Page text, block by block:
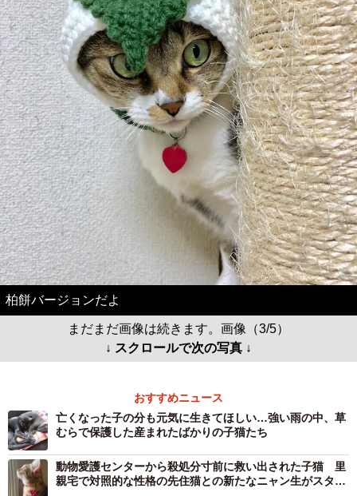
柏餅バージョンだよ
まだまだ画像は続きます。画像（3/5）
↓ スクロールで次の写真 ↓
おすすめニュース
亡くなった子の分も元気に生きてほしい…強い雨の中、草
むらで保護した産まれたばかりの子猫たち
動物愛護センターから殺処分寸前に救い出された子猫 里
親宅で対照的な性格の先住猫との新たなニャン生がスター